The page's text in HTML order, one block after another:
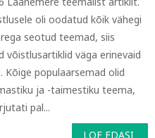
oli oodatud kõik vähegi
seotud teemad, siis
võistlusartiklid väga erinevaid
Kõige populaarsemad olid
ja -taimestiku teema,
pal...
LOE EDASI